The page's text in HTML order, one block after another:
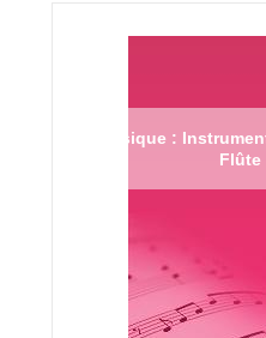
Musique :
Flûte